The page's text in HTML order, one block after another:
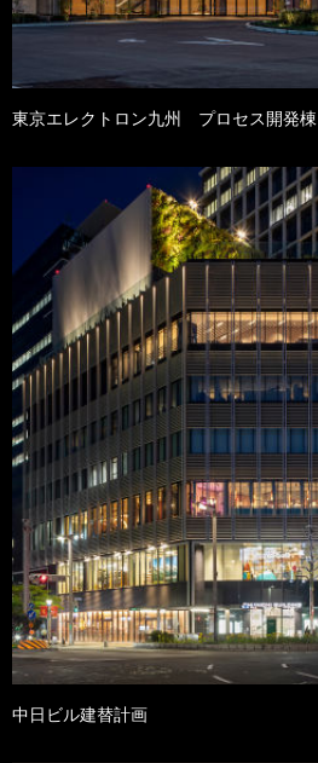
東京エレクトロン九州 プロセス開発棟
中日ビル建替計画